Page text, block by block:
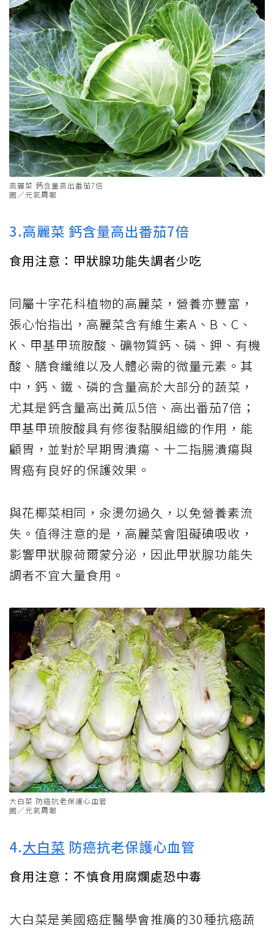
高麗菜 鈣含量高出番茄7倍
圖／元氣周報
3.高麗菜 鈣含量高出番茄7倍
食用注意：甲狀腺功能失調者少吃
同屬十字花科植物的高麗菜，營養亦豐富，
張心怡指出，高麗菜含有維生素A、B、C、
K、甲基甲琉胺酸、礦物質鈣、磷、鉀、有機
酸、膳食纖維以及人體必需的微量元素。其
中，鈣、鐵、磷的含量高於大部分的蔬菜，
尤其是鈣含量高出黃瓜5倍、高出番茄7倍；
甲基甲琉胺酸具有修復黏膜組織的作用，能
顧胃，並對於早期胃潰瘍、十二指腸潰瘍與
胃癌有良好的保護效果。
與花椰菜相同，汆燙勿過久，以免營養素流
失。值得注意的是，高麗菜會阻礙碘吸收，
影響甲狀腺荷爾蒙分泌，因此甲狀腺功能失
調者不宜大量食用。
大白菜 防癌抗老保護心血管
圖／元氣周報
4.大白菜 防癌抗老保護心血管
食用注意：不慎食用腐爛處恐中毒
大白菜是美國癌症醫學會推廣的30種抗癌蔬